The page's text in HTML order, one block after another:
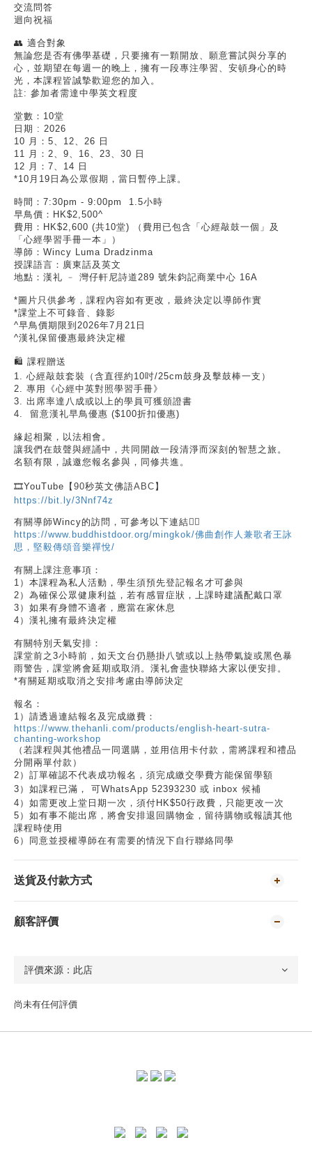
交流問答
迴向祝福
👥 適合對象
無論您是否有佛學基礎，只要擁有一顆開放、願意嘗試與分享的
心，並期望在每週一的晚上，擁有一段專注學習、安頓身心的時
光，本課程皆誠摯歡迎您的加入。
註: 參加者需達中學英文程度
堂數：10堂
日期 : 2026
10 月：5、12、26 日
​11 月：2、9、16、23、30 日
​12 月：7、14 日
​*10月19日為公眾假期，當日暫停上課。
時間：7:30pm - 9:00pm 1.5小時
早鳥價：HK$2,500^
費用：HK$2,600 (共10堂) （費用已包含「心經敲鼓一個」及
「心經學習手冊一本」）
導師：Wincy Luma Dradzinma
授課語言：廣東話及英文
地點：漢礼 ﹣ 灣仔軒尼詩道289 號朱鈞記商業中心 16A
*圖片只供參考，課程內容如有更改，最終決定以導師作實
*課堂上不可錄音、錄影
^早鳥價期限到2026年7月21日
^漢礼保留優惠最終決定權
🛍️ 課程贈送
1. 心經敲鼓套裝（含直徑約10吋/25cm鼓身及擊鼓棒一支）
2. 專用《心經中英對照學習手冊》
3. 出席率達八成或以上的學員可獲頒證書
4. 留意漢礼早鳥優惠 ($100折扣優惠)
緣起相聚，以法相會。
讓我們在鼓聲與經誦中，共同開啟一段清淨而深刻的智慧之旅。
名額有限，誠邀您報名參與，同修共進。
🎞️YouTube 【 90秒英文佛語ABC 】
https://bit.ly/3Nnf74z
有關導師Wincy的訪問，可參考以下連結👇🏻
https://www.buddhistdoor.org/mingkok/佛曲創作人兼歌者王詠
思，堅毅傳頌音樂禪悅/
有關上課注意事項：
1 ）本課程為私人活動，學生須預先登記報名才可參與
2 ）為確保公眾健康利益，若有感冒症狀，上課時建議配戴口罩
3 ）如果有身體不適者，應當在家休息
4 ）漢礼擁有最終決定權
有關特別天氣安排：
課堂前之 3小時前，如天文台仍懸掛八號或以上熱帶氣旋或黑色暴
雨警告，課堂將會延期或取消。漢礼會盡快聯絡大家以便安排。
*有關延期或取消之安排考慮由導師決定
報名：
1 ）請透過連結報名及完成繳費：
https://www.thehanli.com/products/english-heart-sutra-
chanting-workshop
（若課程與其他禮品一同選購，並用信用卡付款，需將課程和禮品
分開兩單付款）
2 ）訂單確認不代表成功報名，須完成繳交學費方能保留學額
3 ）如課程已滿， 可WhatsApp 52393230 或 inbox 候補
4 ）如需更改上堂日期一次，須付 HK$50行政費，只能更改一次
5 ）如有事不能出席，將會安排退回購物金，留待購物或報讀其他
課程時使用
6 ）同意並授權導師在有需要的情況下自行聯絡同學
送貨及付款方式
顧客評價
尚未有任何評價